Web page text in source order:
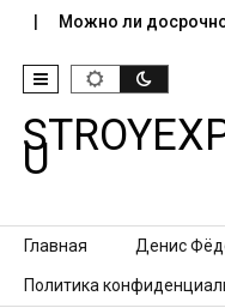
Можно ли досрочно
U
Перейти к контенту
Главная Денис
Политика